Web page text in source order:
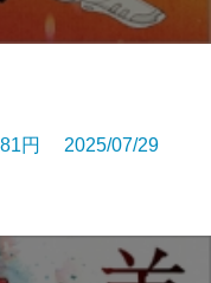
円 2025/07/29